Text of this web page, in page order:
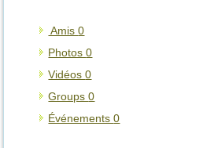
Amis0
Photos0
Vidéos0
Groups0
Événements0